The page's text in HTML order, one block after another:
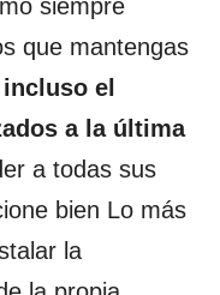
siempre
que mantengas
el
a la última
a todas sus
bien Lo más
la